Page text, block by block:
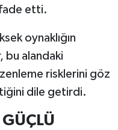
etti.
oynaklığın
bu alandaki
risklerini göz
dile getirdi.